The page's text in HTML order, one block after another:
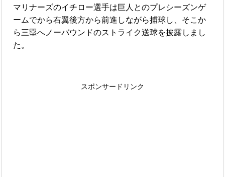
マリナーズのイチロー選手は巨人とのプレシーズンゲ
ームでから右翼後方から前進しながら捕球し、そこか
ら三塁へノーバウンドのストライク送球を披露しまし
た。
スポンサードリンク